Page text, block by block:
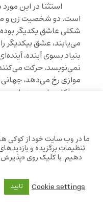
استثنا در این مورد
است. دو شخصیت زن و
شکلی عاشق یکدیگر
می‌یابند، عشق بیکدیگر
بنیاد بسوی آینده،
نمی‌نویسد، حرکت
موازی رخ می‌دهد،
موراکامی است. در
است، هر چند آومامه
که اینکه این جهان جدید
متفاوت است. به این
پابرجایی آن تردیدهایی
اینجا تفاوت خود را با
ما در وب سایت خود از کوکی
تنظیمات برگزیده و
دهیم. با کلیک روی
Cookie settings
تایید